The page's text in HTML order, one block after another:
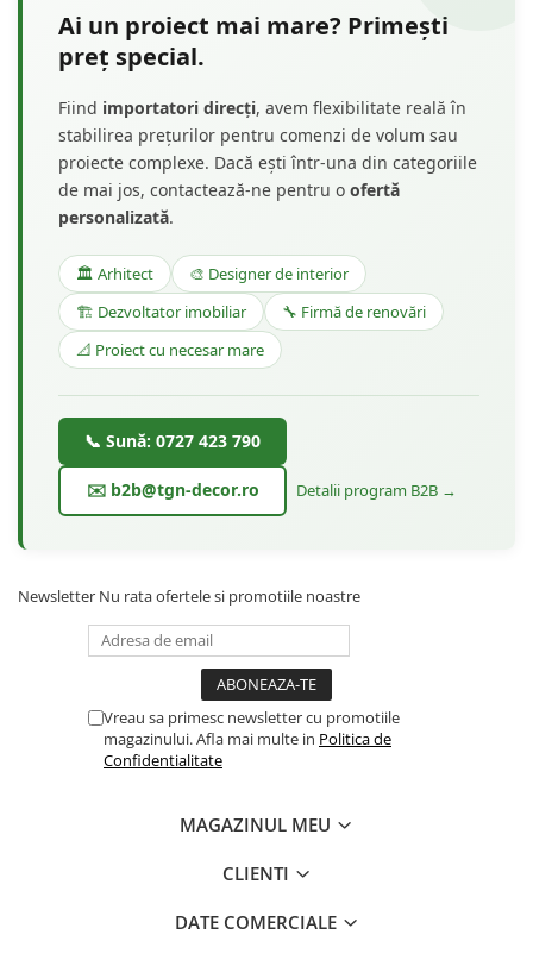
Ai un proiect mai mare? Primești
preț special.
Fiind importatori direcți, avem flexibilitate reală în
stabilirea prețurilor pentru comenzi de volum sau
proiecte complexe. Dacă ești într-una din categoriile
de mai jos, contactează-ne pentru o ofertă
personalizată.
🏛️ Arhitect
🎨 Designer de interior
🏗️ Dezvoltator imobiliar
🔧 Firmă de renovări
📐 Proiect cu necesar mare
📞 Sună: 0727 423 790
✉️ b2b@tgn-decor.ro Detalii program B2B →
Newsletter Nu rata ofertele si promotiile noastre
Vreau sa primesc newsletter cu promotiile
magazinului. Afla mai multe in Politica de
Confidentialitate
MAGAZINUL MEU
CLIENTI
DATE COMERCIALE